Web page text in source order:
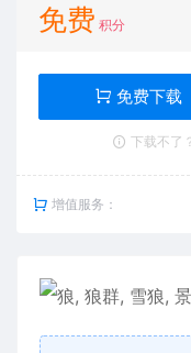
免费 积分
免费下载
下载不了
增值服务：